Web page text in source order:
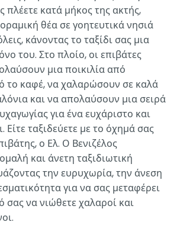
κατά μήκος της ακτής,
θέα σε γοητευτικά νησιά
κάνοντας το ταξίδι σας μια
του. Στο πλοίο, οι επιβάτες
μια ποικιλία από
το καφέ, να χαλαρώσουν σε καλά
και να απολαύσουν μια σειρά
για ένα ευχάριστο και
Είτε ταξιδεύετε με το όχημά σας
ο Ελ. Ο Βενιζέλος
και άνετη ταξιδιωτική
την ευρυχωρία, την άνεση
για να σας μεταφέρει
σας να νιώθετε χαλαροί και